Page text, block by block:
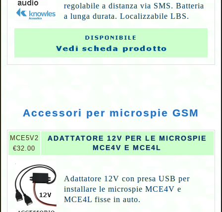
regolabile a distanza via SMS. Batteria
a lunga durata. Localizzabile LBS.
Accessori per microspie GSM
M CE5V2
€32.00
ADATTATORE 12V PER LE MICROSPIE
MCE4V E MCE4L
Adattatore 12V con presa USB per
installare le microspie MCE4V e
MCE4L fisse in auto.